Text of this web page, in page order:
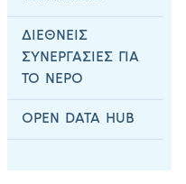
ΔΙΕΘΝΕΙΣ
ΣΥΝΕΡΓΑΣΙΕΣ ΓΙΑ
ΤΟ ΝΕΡΟ
OPEN DATA HUB